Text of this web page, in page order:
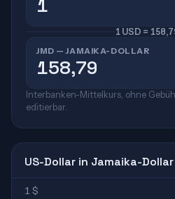
1 USD =
JMD — JAMAIKA-DOLLAR
Interbanken-Mittelkurs, ohne
editierbar.
US-Dollar in Jamaika-Dollar
1 $